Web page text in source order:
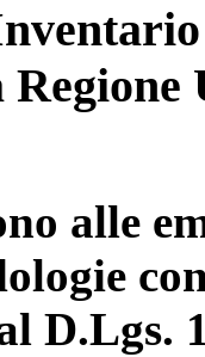
alle
D.Lgs.